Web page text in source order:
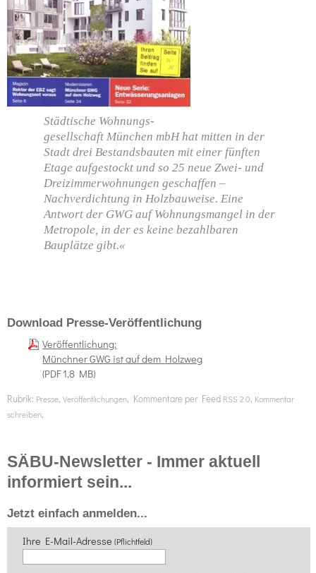
Städtische Wohnungs-
gesellschaft München mbH hat mitten in der
Stadt drei Bestandsbauten mit einer fünften
Etage aufgestockt und so 25 neue Zwei- und
Dreizimmerwohnungen geschaffen –
Nachverdichtung in Holzbauweise. Eine
Antwort der GWG auf Wohnungsmangel in der
Metropole, in der es keine bezahlbaren
Bauplätze gibt.«
Download Presse-Veröffentlichung
Veröffentlichung:
MünchnerGWG ist auf dem Holzweg
(PDF 1,8 MB)
Rubrik: Presse, Veröffentlichungen, Kommentare per Feed RSS 2.0, Kommentar
schreiben,
SÄBU-Newsletter - Immer aktuell
informiert sein...
Jetzt einfach anmelden...
Ihre E-Mail-Adresse (Pflichtfeld)